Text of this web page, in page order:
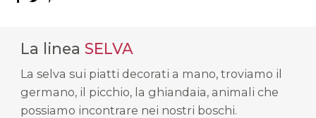
La linea SELVA
La selva sui piatti decorati a mano, troviamo il
germano, il picchio, la ghiandaia, animali che
possiamo incontrare nei nostri boschi.